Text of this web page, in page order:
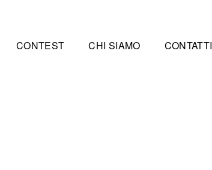
CONTEST CHI SIAMO CONTATTI